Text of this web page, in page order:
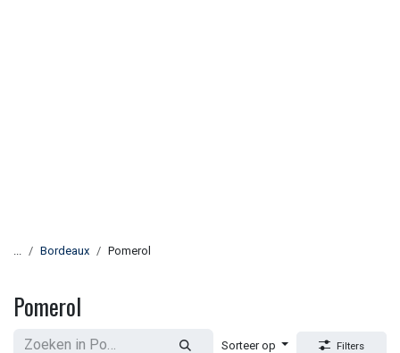
... Bordeaux Pomerol
Pomerol
Sorteer op Filters